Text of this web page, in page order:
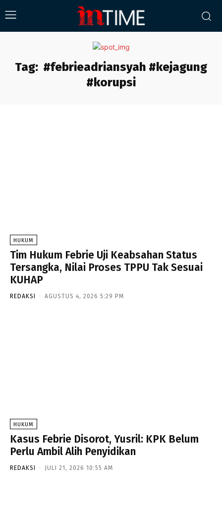
Tag: #febrieadriansyah #kejagung
#korupsi
HUKUM
Tim Hukum Febrie Uji Keabsahan Status
Tersangka, Nilai Proses TPPU Tak Sesuai
KUHAP
REDAKSI - AGUSTUS 4, 2026 5:29 PM
HUKUM
Kasus Febrie Disorot, Yusril: KPK Belum
Perlu Ambil Alih Penyidikan
REDAKSI - JULI 21, 2026 10:55 AM